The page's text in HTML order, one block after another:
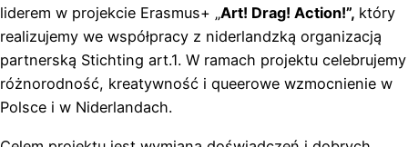
liderem w projekcie Erasmus+ „Art! Drag! Action!”, który
realizujemy we współpracy z niderlandzką organizacją
partnerską Stichting art.1. W ramach projektu celebrujemy
różnorodność, kreatywność i queerowe wzmocnienie w
Polsce i w Niderlandach.